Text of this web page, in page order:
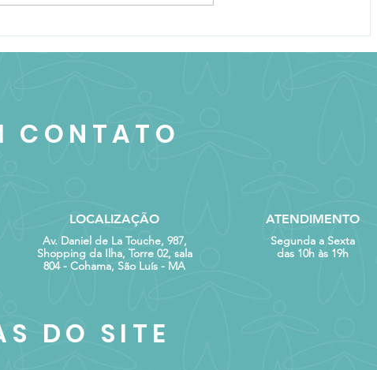
a saúde do
espécies da fauna
CONTATO
LOCALIZAÇÃO
Av. Daniel de La Touche, 987,
Shopping da Ilha, Torre 02, sala
804 - Cohama, São Luís - MA
ATENDIMENTO
Segunda a Sexta
das 10h às 19h
DO SITE